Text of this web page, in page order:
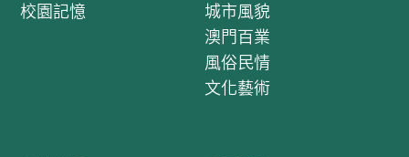
校園記憶
城市風貌
澳門百業
風俗民情
文化藝術